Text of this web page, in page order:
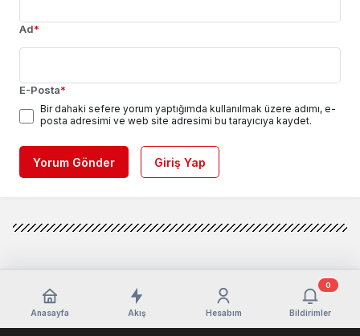
Ad*
E-Posta*
Bir dahaki sefere yorum yaptığımda kullanılmak üzere adımı, e-
posta adresimi ve web site adresimi bu tarayıcıya kaydet.
Yorum Gönder Giriş Yap
Anasayfa Akış Hesabım Bildirimler
0